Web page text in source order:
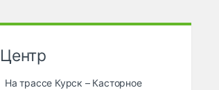
Центр
На трассе Курск – Касторное